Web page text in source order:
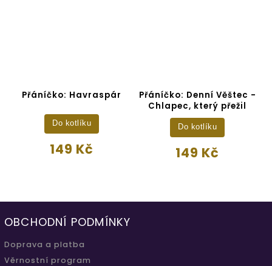
Přáníčko: Havraspár
149 Kč
Do kotlíku
Přáníčko: Denní Věštec -
Chlapec, který přežil
149 Kč
Do kotlíku
OBCHODNÍ PODMÍNKY
Doprava a platba
Věrnostní program